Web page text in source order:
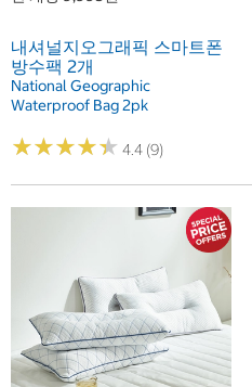
내셔널지오그래픽 스마트폰
방수팩 2개
National Geographic
Waterproof Bag 2pk
★★★★★
★★★★★ 4.4 (9)